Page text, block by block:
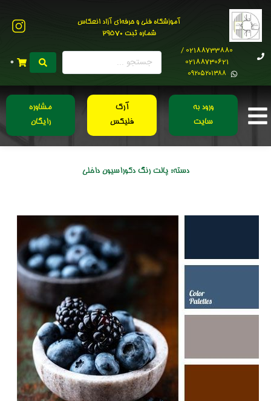
آموزشگاه فنی و حرفه‌ای آزاد انعکاس
شماره ثبت 29570
02188733880 /
02188730621
0۹۲۰۵۲۰۱۳۸۸
0
ورود به
سایت
آرک
فلیکس
مشاوره
رایگان
دسته:پالت رنگ دکوراسیون داخلی